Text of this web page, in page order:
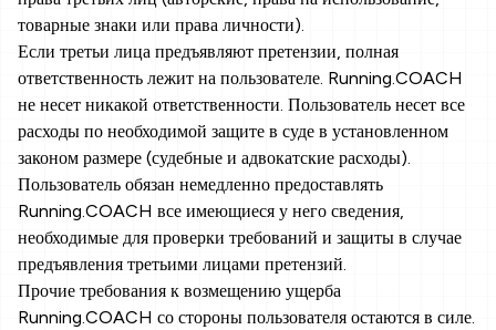
товарные знаки или права личности).
Если третьи лица предъявляют претензии, полная
ответственность лежит на пользователе. Running.COACH
не несет никакой ответственности. Пользователь несет все
расходы по необходимой защите в суде в установленном
законом размере (судебные и адвокатские расходы).
Пользователь обязан немедленно предоставлять
Running.COACH все имеющиеся у него сведения,
необходимые для проверки требований и защиты в случае
предъявления третьими лицами претензий.
Прочие требования к возмещению ущерба
Running.COACH со стороны пользователя остаются в силе.